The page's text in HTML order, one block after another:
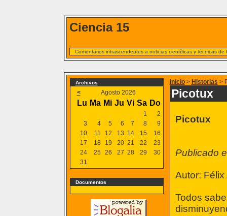
Ciencia 15
Comentarios intrascendentes a noticias científicas y técnicas de
Archivos
< Agosto 2026
Lu Ma Mi Ju Vi Sa Do
1
2
3
4 5 6 7 8
9
10
11 12 13 14 15
16
17
18 19 20 21 22
23
24
25 26 27 28 29
30
31
Documentos
Inicio> Historias >
Picotux
Picotux
Publicado
Autor: Félix
Todos